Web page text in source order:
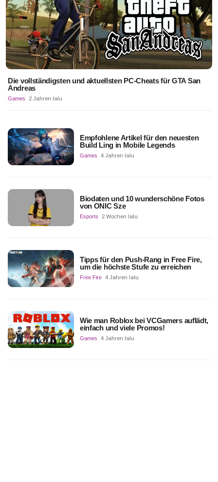
Die vollständigsten und aktuellsten PC-Cheats für GTA San
Andreas
Games 2 Jahren lalu
Empfohlene Artikel für den neuesten
Build Ling in Mobile Legends
Games 4 Jahren lalu
Biodaten und 10 wunderschöne Fotos
von ONIC Sze
Esports 2 Wochen lalu
Tipps für den Push-Rang in Free Fire,
um die höchste Stufe zu erreichen
Free Fire 4 Jahren lalu
Wie man Roblox bei VCGamers auflädt,
einfach und viele Promos!
Games 4 Jahren lalu